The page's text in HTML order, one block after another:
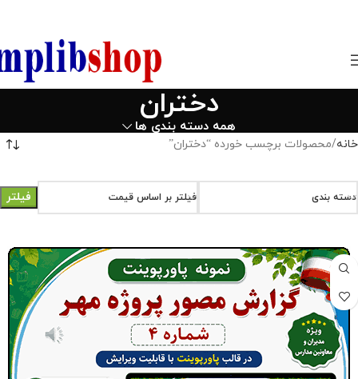
دختران
همه دسته بندی ها
خانه محصولات برچسب خورده “دختران”
دسته بندی فیلتر بر اساس قیمت فیلتر